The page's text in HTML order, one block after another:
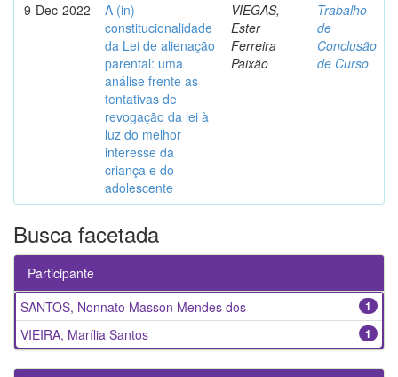
9-Dec-2022
A (in)
constitucionalidade
da Lei de alienação
parental: uma
análise frente as
tentativas de
revogação da lei à
luz do melhor
interesse da
criança e do
adolescente
VIEGAS,
Ester
Ferreira
Paixão
Trabalho
de
Conclusão
de Curso
Busca facetada
Participante
1
SANTOS, Nonnato Masson Mendes dos
1
VIEIRA, Marília Santos